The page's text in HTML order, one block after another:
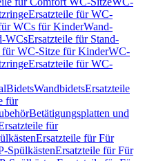
Ersatzteile für WC-
WCs für KinderWand-
WCsErsatzteile für Stand-
für WC-Sitze für KinderWC-
Ersatzteile für WC-
BidetsWandbidetsErsatzteile
für
Betätigungsplatten und
für
Ersatzteile für Für
SpülkästenErsatzteile für Für